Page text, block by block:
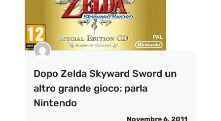
Dopo Zelda Skyward Sword un
altro grande gioco: parla
Nintendo
Novembre 6, 2011